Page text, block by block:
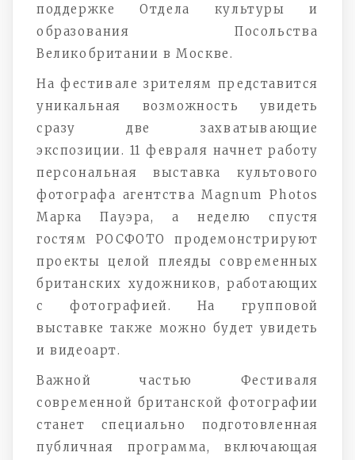
поддержке Отдела культуры и
образования Посольства
Великобритании в Москве.
На фестивале зрителям представится
уникальная возможность увидеть
сразу две захватывающие
экспозиции. 11 февраля начнет работу
персональная выставка культового
фотографа агентства Magnum Photos
Марка Пауэра, а неделю спустя
гостям РОСФОТО продемонстрируют
проекты целой плеяды современных
британских художников, работающих
с фотографией. На групповой
выставке также можно будет увидеть
и видеоарт.
Важной частью Фестиваля
современной британской фотографии
станет специально подготовленная
публичная программа, включающая